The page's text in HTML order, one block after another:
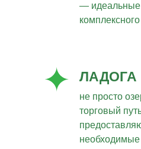
— идеальные
не просто
торговый
необходимые
ЛАДОГА